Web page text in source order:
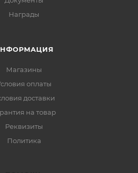
Награды
Магазины
оплаты
доставки
на товар
Реквизиты
Политика